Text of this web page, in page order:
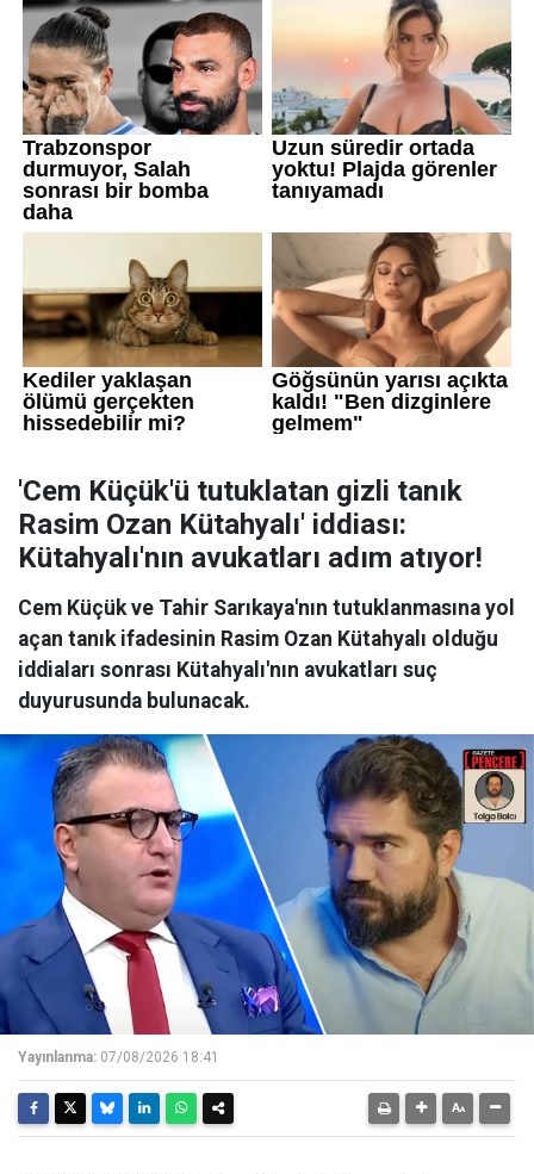
'Cem Küçük'ü tutuklatan gizli tanık
Rasim Ozan Kütahyalı' iddiası:
Kütahyalı'nın avukatları adım atıyor!
Cem Küçük ve Tahir Sarıkaya'nın tutuklanmasına yol
açan tanık ifadesinin Rasim Ozan Kütahyalı olduğu
iddiaları sonrası Kütahyalı'nın avukatları suç
duyurusunda bulunacak.
Yayınlanma: 07/08/2026 18:41